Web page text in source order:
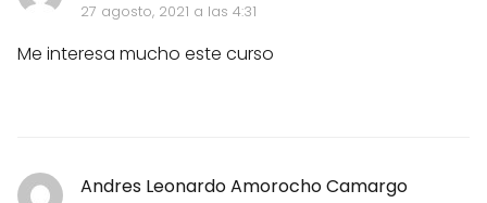
27 agosto, 2021 a las 4:31
Me interesa mucho este curso
Andres Leonardo Amorocho Camargo